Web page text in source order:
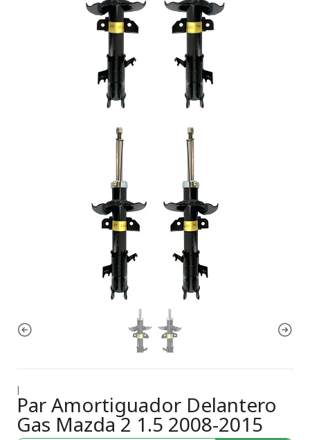
|
Par Amortiguador Delantero
Gas Mazda 2 1.5 2008-2015